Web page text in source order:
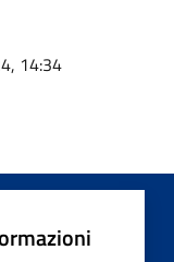
14:34